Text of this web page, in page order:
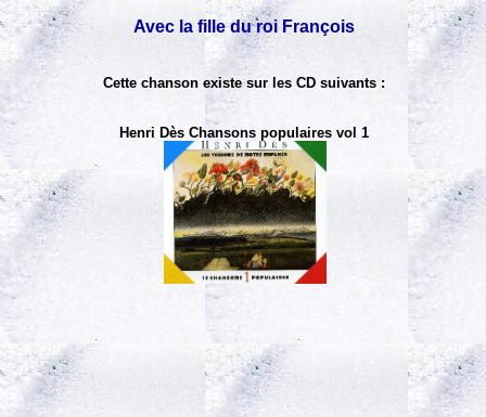
Avec la fille du roi François
Cette chanson existe sur les CD suivants :
Henri Dès Chansons populaires vol 1